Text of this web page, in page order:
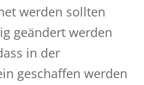
werden sollten
geändert werden
in der
geschaffen werden